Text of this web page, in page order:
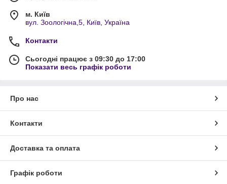
м. Київ
вул. Зоологічна,5, Київ, Україна
Контакти
Сьогодні працює з 09:30 до 17:00
Показати весь графік роботи
Про нас
Контакти
Доставка та оплата
Графік роботи